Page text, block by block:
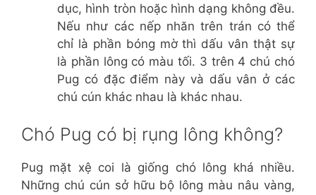
dục, hình tròn hoặc hình dạng không đều.
Nếu như các nếp nhăn trên trán có thể
chỉ là phần bóng mờ thì dấu vân thật sự
là phần lông có màu tối. 3 trên 4 chú chó
Pug có đặc điểm này và dấu vân ở các
chú cún khác nhau là khác nhau.
Chó Pug có bị rụng lông không?
Pug mặt xệ coi là giống chó lông khá nhiều.
Những chú cún sở hữu bộ lông màu nâu vàng,